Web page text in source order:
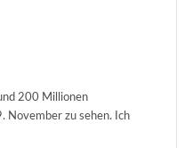
200 Millionen
November zu sehen. Ich